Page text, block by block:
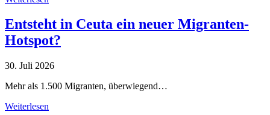
Entsteht in Ceuta ein neuer Migranten-
Hotspot?
30. Juli 2026
Mehr als 1.500 Migranten, überwiegend…
Weiterlesen